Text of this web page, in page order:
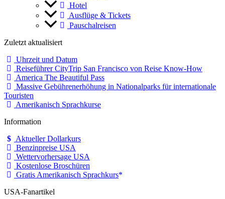
Hotel
Ausflüge & Tickets
Pauschalreisen
Zuletzt aktualisiert
Uhrzeit und Datum
Reiseführer CityTrip San Francisco von Reise Know-How
America The Beautiful Pass
Massive Gebührenerhöhung in Nationalparks für internationale
Touristen
Amerikanisch Sprachkurse
Information
Aktueller Dollarkurs
Benzinpreise USA
Wettervorhersage USA
Kostenlose Broschüren
Gratis Amerikanisch Sprachkurs
USA-Fanartikel